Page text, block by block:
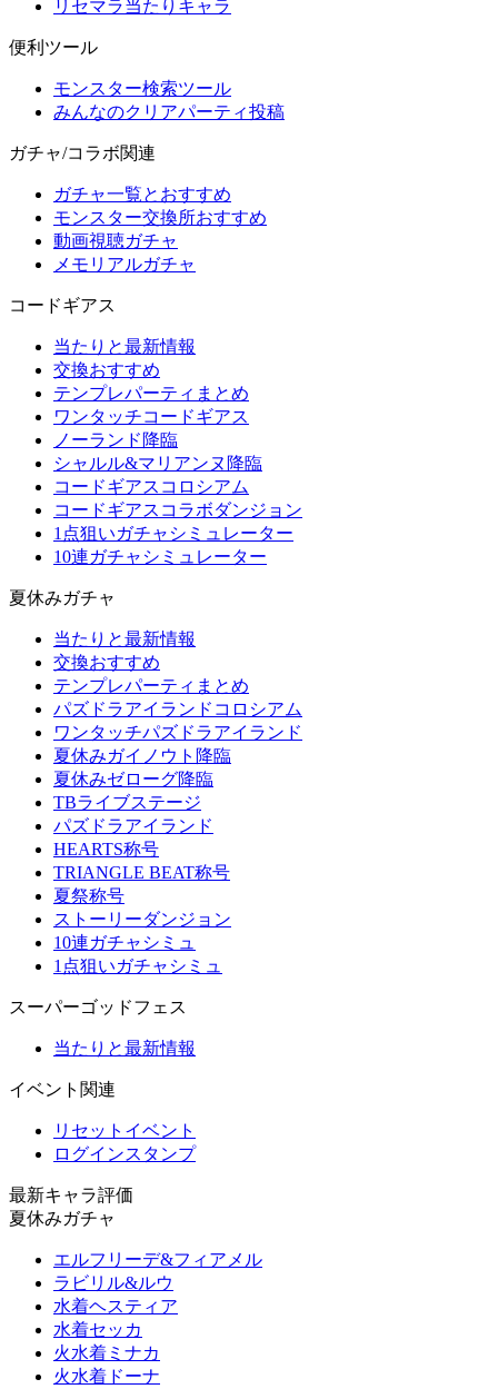
リセマラ当たりキャラ
便利ツール
モンスター検索ツール
みんなのクリアパーティ投稿
ガチャ/コラボ関連
ガチャ一覧とおすすめ
モンスター交換所おすすめ
動画視聴ガチャ
メモリアルガチャ
コードギアス
当たりと最新情報
交換おすすめ
テンプレパーティまとめ
ワンタッチコードギアス
ノーランド降臨
シャルル&マリアンヌ降臨
コードギアスコロシアム
コードギアスコラボダンジョン
1点狙いガチャシミュレーター
10連ガチャシミュレーター
夏休みガチャ
当たりと最新情報
交換おすすめ
テンプレパーティまとめ
パズドラアイランドコロシアム
ワンタッチパズドラアイランド
夏休みガイノウト降臨
夏休みゼローグ降臨
TBライブステージ
パズドラアイランド
HEARTS称号
TRIANGLE BEAT称号
夏祭称号
ストーリーダンジョン
10連ガチャシミュ
1点狙いガチャシミュ
スーパーゴッドフェス
当たりと最新情報
イベント関連
リセットイベント
ログインスタンプ
最新キャラ評価
夏休みガチャ
エルフリーデ&フィアメル
ラビリル&ルウ
水着ヘスティア
水着セッカ
火水着ミナカ
火水着ドーナ